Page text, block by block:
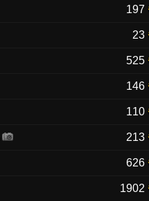
197
23
525
146
110
213
626
1902